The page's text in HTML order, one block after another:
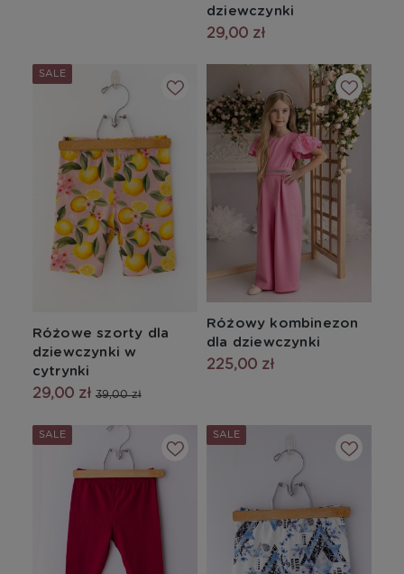
dziewczynki
29,00 zł
Różowe szorty dla
dziewczynki w
cytrynki
29,00 zł 39,00 zł
SALE
Różowy kombinezon
dla dziewczynki
225,00 zł
SALE SALE